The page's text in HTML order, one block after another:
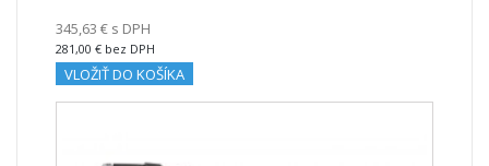
345,63 € s DPH
281,00 € bez DPH
VLOŽIŤ DO KOŠÍKA